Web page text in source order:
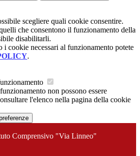
scegliere quali cookie consentire.
che consentono il funzionamento della
disabilitarli.
i cookie necessari al funzionamento potete
.
non possono essere
l'elenco nella pagina della cookie
Comprensivo "Via Linneo"